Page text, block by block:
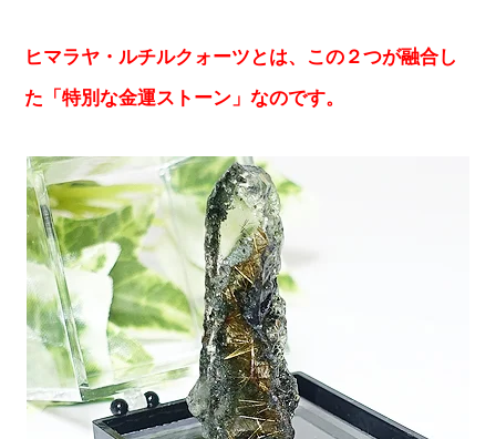
ヒマラヤ・ルチルクォーツとは、この２つが融合し
た「特別な金運ストーン」なのです。